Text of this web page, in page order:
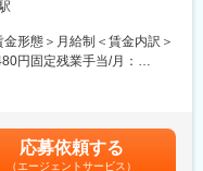
、思い描いていた未来が現
や電子部品単体の販売では
ーと直接関わりを持ち、
現場管理監督者として、提
さまのITインフラの規模に
動喫煙対策：屋内全面禁煙
モートワーク含む）
形態＞月給制＜賃金内訳＞
円固定残業手当/月：
、12月）※基本給×2ヶ月分/
ライン長手当、住宅手当、
応募依頼する
（エージェントサービス）